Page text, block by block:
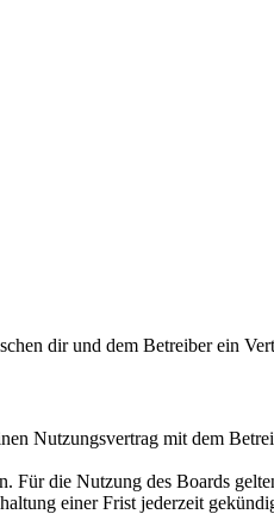
dir und dem Betreiber ein
Nutzungsvertrag mit dem
die Nutzung des Boards
einer Frist jederzeit